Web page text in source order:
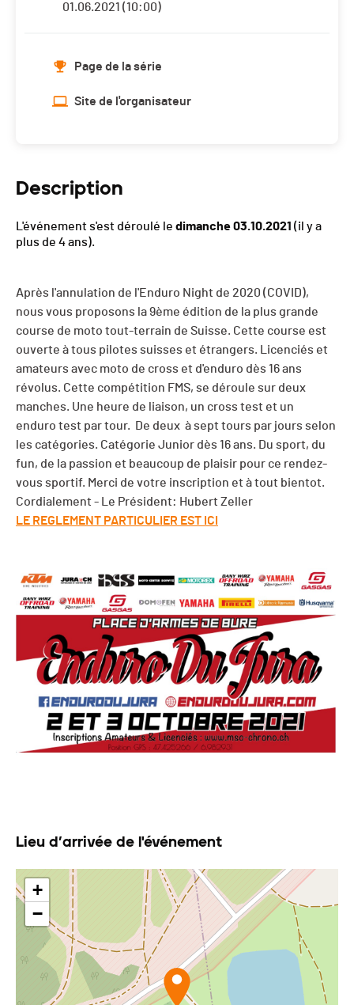
01.06.2021 (10:00)
Page de la série
Site de l'organisateur
Description
L'événement s'est déroulé le dimanche 03.10.2021 (il y a
plus de 4 ans).
Après l'annulation de l'Enduro Night de 2020 (COVID),
nous vous proposons la 9ème édition de la plus grande
course de moto tout-terrain de Suisse. Cette course est
ouverte à tous pilotes suisses et étrangers. Licenciés et
amateurs avec moto de cross et d'enduro dès 16 ans
révolus. Cette compétition FMS, se déroule sur deux
manches. Une heure de liaison, un cross test et un
enduro test par tour. De deux à sept tours par jours selon
les catégories. Catégorie Junior dès 16 ans. Du sport, du
fun, de la passion et beaucoup de plaisir pour ce rendez-
vous sportif. Merci de votre inscription et à tout bientot.
Cordialement - Le Président: Hubert Zeller
LE REGLEMENT PARTICULIER EST ICI
Lieu d’arrivée de l'événement
+
−